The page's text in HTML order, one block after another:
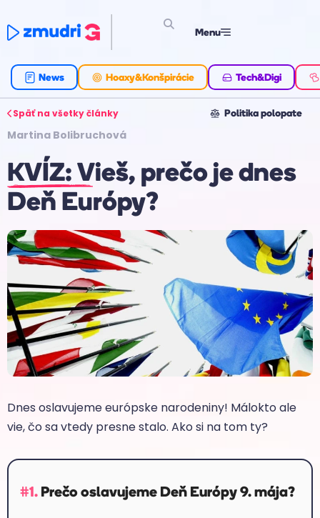
Menu
News Hoaxy&Konšpirácie Tech&Digi
Späť na všetky články Politika polopate
Martina Bolibruchová
KVÍZ: Vieš, prečo je dnes
Deň Európy?
Dnes oslavujeme európske narodeniny! Málokto ale
vie, čo sa vtedy presne stalo. Ako si na tom ty?
#1. Prečo oslavujeme Deň Európy 9. mája?